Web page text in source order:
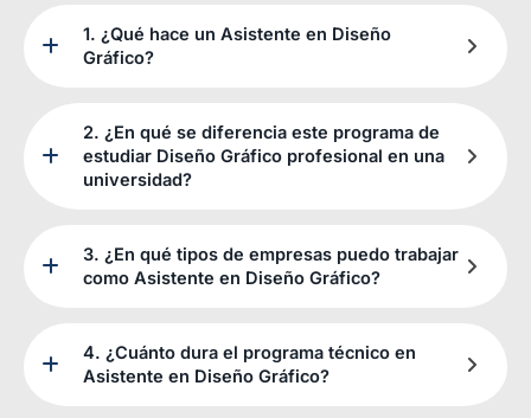
1. ¿Qué hace un Asistente en Diseño
Gráfico?
2. ¿En qué se diferencia este programa de
estudiar Diseño Gráfico profesional en una
universidad?
3. ¿En qué tipos de empresas puedo trabajar
como Asistente en Diseño Gráfico?
4. ¿Cuánto dura el programa técnico en
Asistente en Diseño Gráfico?